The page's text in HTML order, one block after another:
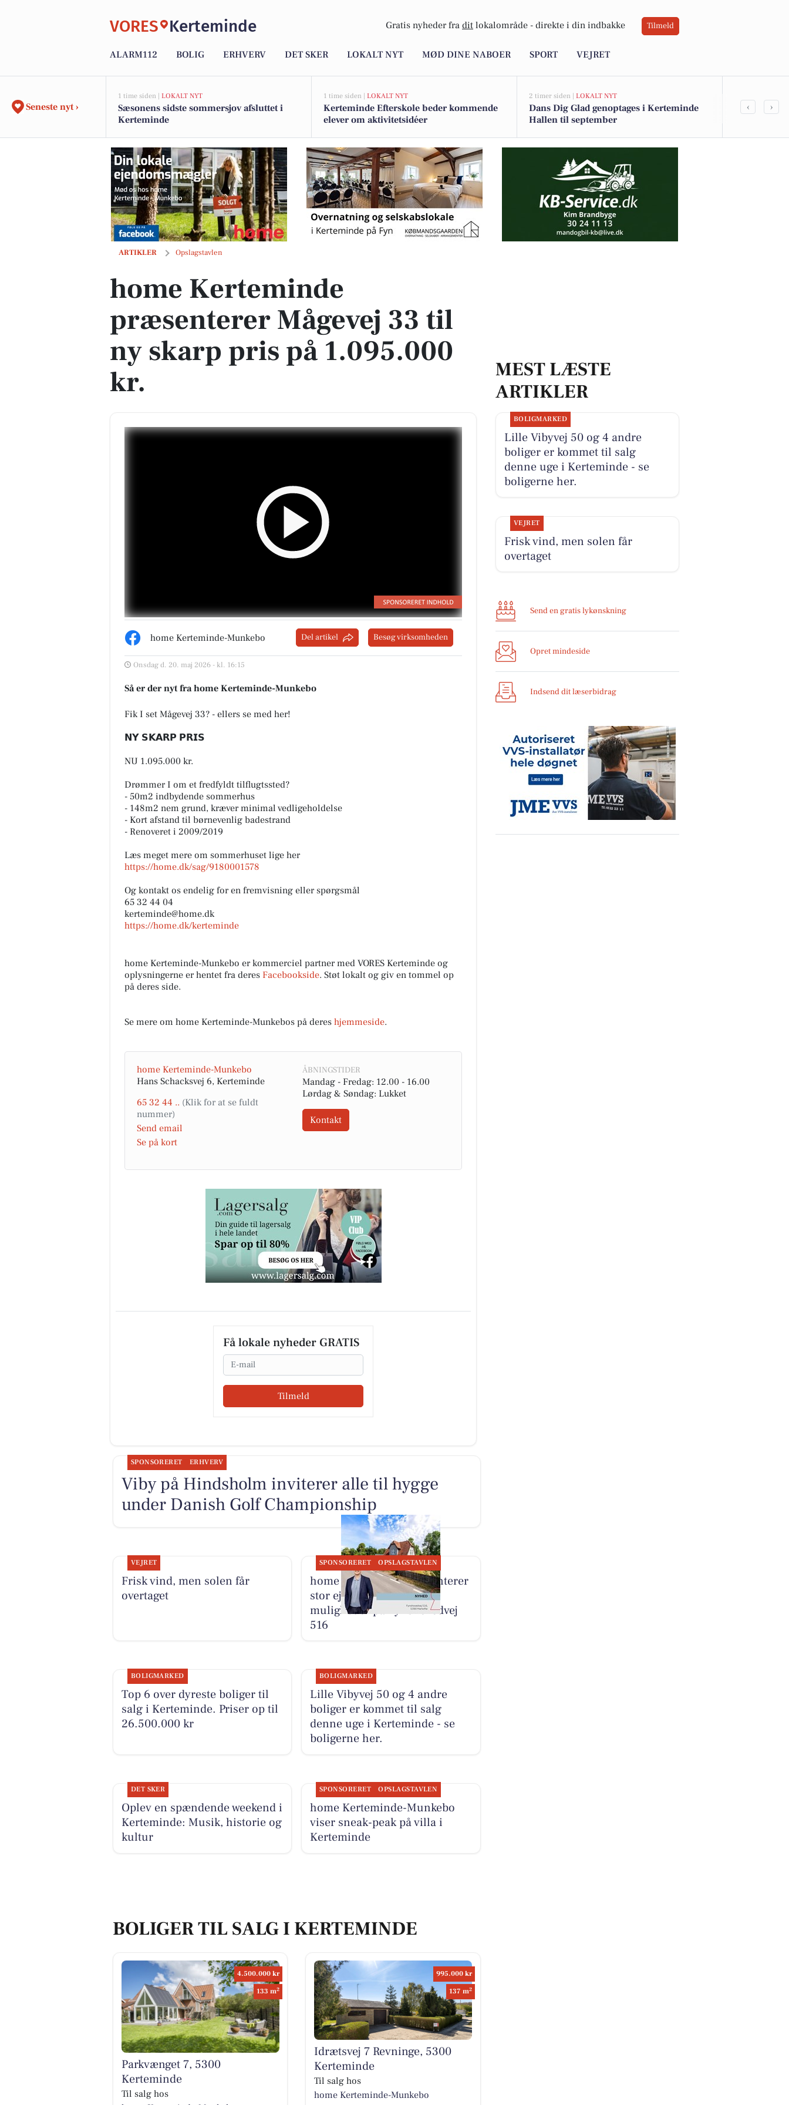
VORES Kerteminde Gratis nyheder fra dit lokalområde - direkte i din indbakke Tilmeld
ALARM112 BOLIG ERHVERV DET SKER LOKALT NYT MØD DINE NABOER SPORT VEJRET
Seneste nyt ›
1 time siden | LOKALT NYT
Sæsonens sidste sommersjov afsluttet i
Kerteminde
1 time siden | LOKALT NYT
Kerteminde Efterskole beder kommende
elever om aktivitetsidéer
2 timer siden | LOKALT NYT
Dans Dig Glad genoptages i Kerteminde
Hallen til september
Johannes
‹ ›
ARTIKLER Opslagstavlen
home Kerteminde præsenterer Mågevej 33 til ny skarp pris på 1.095.000 kr.
home Kerteminde
præsenterer Mågevej 33 til
ny skarp pris på 1.095.000
kr.
home Kerteminde-Munkebo Del artikel Besøg virksomheden
Onsdag d. 20. maj 2026 - kl. 16:15
Så er der nyt fra home Kerteminde-Munkebo
Fik I set Mågevej 33? - ellers se med her!
𝗡𝗬 𝗦𝗞𝗔𝗥𝗣 𝗣𝗥𝗜𝗦
NU 1.095.000 kr.
Drømmer I om et fredfyldt tilflugtssted?
- 50m2 indbydende sommerhus
- 148m2 nem grund, kræver minimal vedligeholdelse
- Kort afstand til børnevenlig badestrand
- Renoveret i 2009/2019
Læs meget mere om sommerhuset lige her
https://home.dk/sag/9180001578
Og kontakt os endelig for en fremvisning eller spørgsmål
65 32 44 04
kerteminde@home.dk
https://home.dk/kerteminde
home Kerteminde-Munkebo er kommerciel partner med VORES Kerteminde og
oplysningerne er hentet fra deres Facebookside. Støt lokalt og giv en tommel op
på deres side.
Se mere om home Kerteminde-Munkebos på deres hjemmeside.
home Kerteminde-Munkebo
Hans Schacksvej 6, Kerteminde
65 32 44 ..
Send email
Se på kort
ÅBNINGSTIDER
Mandag - Fredag: 12.00 - 16.00
Lørdag & Søndag: Lukket
Kontakt
Få lokale nyheder GRATIS
Email
Tilmeld
MEST LÆSTE
ARTIKLER
BOLIGMARKED
Lille Vibyvej 50 og 4 andre
boliger er kommet til salg
denne uge i Kerteminde - se
boligerne her.
VEJRET
Frisk vind, men solen får
overtaget
Send en gratis lykønskning
Opret mindeside
Indsend dit læserbidrag
SPONSORERET ERHVERV
Viby på Hindsholm inviterer alle til hygge
under Danish Golf Championship
VEJRET
Frisk vind, men solen får
overtaget
SPONSORERET OPSLAGSTAVLEN
home Kerteminde præsenterer
stor ejendom med mange
muligheder på Fynshovedvej
516
BOLIGMARKED
Top 6 over dyreste boliger til
salg i Kerteminde. Priser op til
26.500.000 kr
BOLIGMARKED
Lille Vibyvej 50 og 4 andre
boliger er kommet til salg
denne uge i Kerteminde - se
boligerne her.
DET SKER
Oplev en spændende weekend i
Kerteminde: Musik, historie og
kultur
SPONSORERET OPSLAGSTAVLEN
home Kerteminde-Munkebo
viser sneak-peak på villa i
Kerteminde
BOLIGER TIL SALG I KERTEMINDE
4.500.000 kr
133 m2
Parkvænget 7, 5300
Kerteminde
Til salg hos
995.000 kr
137 m2
Idrætsvej 7 Revninge, 5300
Kerteminde
Til salg hos
home Kerteminde-Munkebo